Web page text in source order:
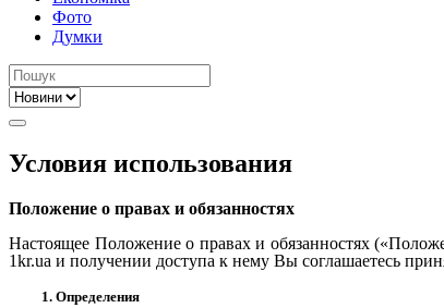
Фото
Думки
Условия использования
Положение о правах и обязанностях
Настоящее Положение о правах и обязанностях
1kr.ua и получении доступа к нему Вы соглашаетесь
1. Определения